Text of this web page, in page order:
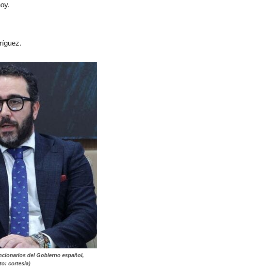
del Gobierno español,
cortesía)